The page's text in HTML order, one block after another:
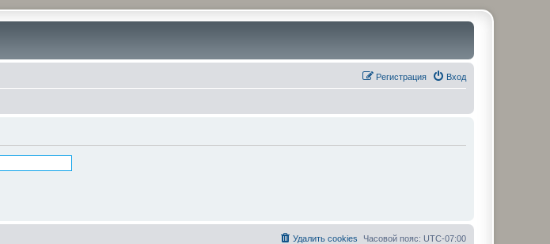
Вход
Регистрация
Часовой пояс: UTC-07:00
Удалить cookies